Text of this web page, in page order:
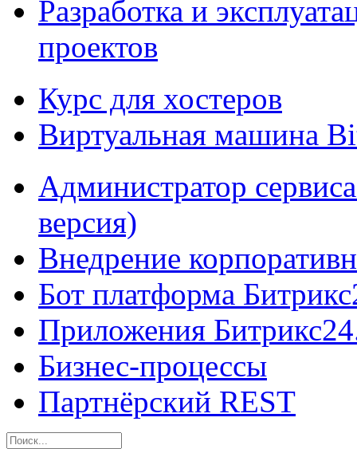
Разработка и
проектов
Курс для хостеров
Виртуальная машина
Администратор
версия)
Внедрение
Бот платформа
Приложения
Бизнес-процессы
Партнёрский REST